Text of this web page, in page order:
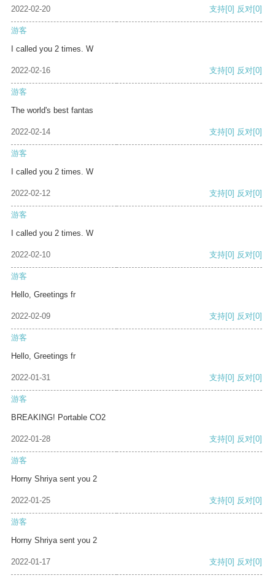
2022-02-20 支持[0] 反对[0]
游客
I called you 2 times. W
2022-02-16 支持[0] 反对[0]
游客
The world's best fantas
2022-02-14 支持[0] 反对[0]
游客
I called you 2 times. W
2022-02-12 支持[0] 反对[0]
游客
I called you 2 times. W
2022-02-10 支持[0] 反对[0]
游客
Hello, Greetings fr
2022-02-09 支持[0] 反对[0]
游客
Hello, Greetings fr
2022-01-31 支持[0] 反对[0]
游客
BREAKING! Portable CO2
2022-01-28 支持[0] 反对[0]
游客
Horny Shriya sent you 2
2022-01-25 支持[0] 反对[0]
游客
Horny Shriya sent you 2
2022-01-17 支持[0] 反对[0]